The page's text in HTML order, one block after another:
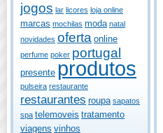
jogos lar licores loja online
marcas mochilas moda natal
novidades oferta online
perfume poker portugal
presente produtos
pulseira restaurante
restaurantes roupa sapatos
spa telemoveis tratamento
viagens vinhos